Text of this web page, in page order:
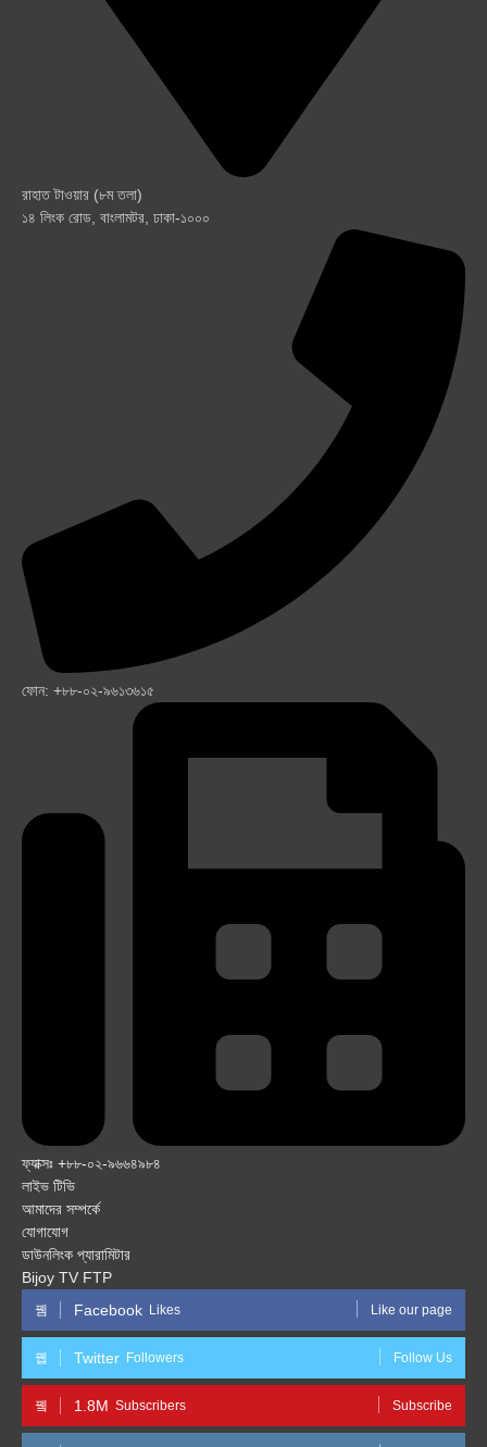
রাহাত টাওয়ার (৮ম তলা)
১৪ লিংক রোড, বাংলামটর, ঢাকা-১০০০
ফোন: +৮৮-০২-৯৬১৩৬১৫
ফ্যাক্সঃ +৮৮-০২-৯৬৬৪৯৮৪
লাইভ টিভি
আমাদের সম্পর্কে
যোগাযোগ
ডাউনলিংক প্যারামিটার
Bijoy TV FTP
Facebook Likes Like our page
Twitter Followers Follow Us
1.8M Subscribers Subscribe